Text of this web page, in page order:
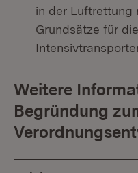
in der Luftrettung
Grundsätze für
Weitere
Begründung